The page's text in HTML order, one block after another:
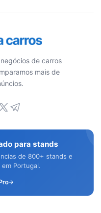
de carros
mais de
para stands
de 800+ stands e
Portugal.